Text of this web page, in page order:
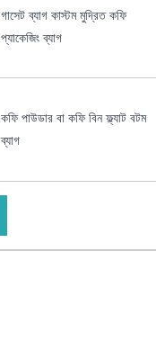
গাসেট ব্যাগ কাস্টম মুদ্রিত কফি
প্যাকেজিং ব্যাগ
কফি পাউডার বা কফি বিন ফ্ল্যাট বটম
ব্যাগ